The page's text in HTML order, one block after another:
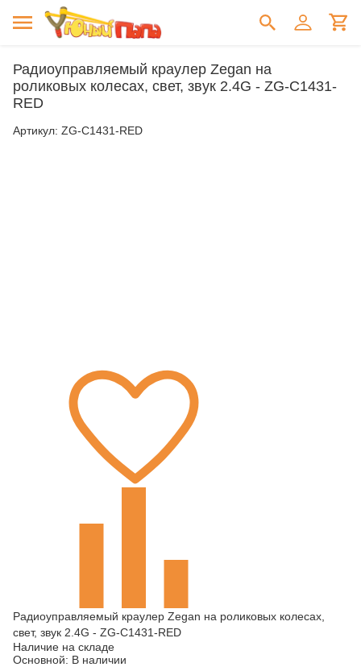
Радиоуправляемый краулер Zegan на
роликовых колесах, свет, звук 2.4G - ZG-C1431-
RED
Артикул: ZG-C1431-RED
Радиоуправляемый краулер Zegan на роликовых колесах,
свет, звук 2.4G - ZG-C1431-RED
Наличие на складе
Основной: В наличии